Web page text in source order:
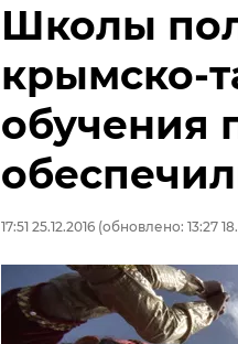
Школы
крымско-
обучения
17:51 25.12.2016 (обновлено: 13:27